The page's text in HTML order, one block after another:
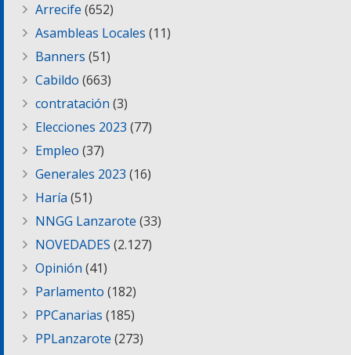
Arrecife (652)
Asambleas Locales (11)
Banners (51)
Cabildo (663)
contratación (3)
Elecciones 2023 (77)
Empleo (37)
Generales 2023 (16)
Haría (51)
NNGG Lanzarote (33)
NOVEDADES (2.127)
Opinión (41)
Parlamento (182)
PPCanarias (185)
PPLanzarote (273)